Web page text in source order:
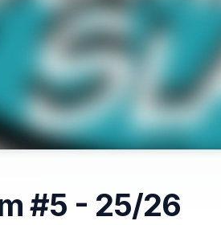
#5 - 25/26